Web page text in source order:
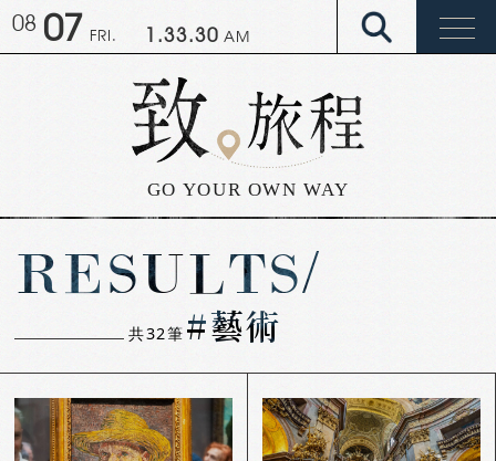
1.33.31 AM
08 07 FRI.
GO YOUR OWN WAY
RESULTS/
共32筆 #藝術